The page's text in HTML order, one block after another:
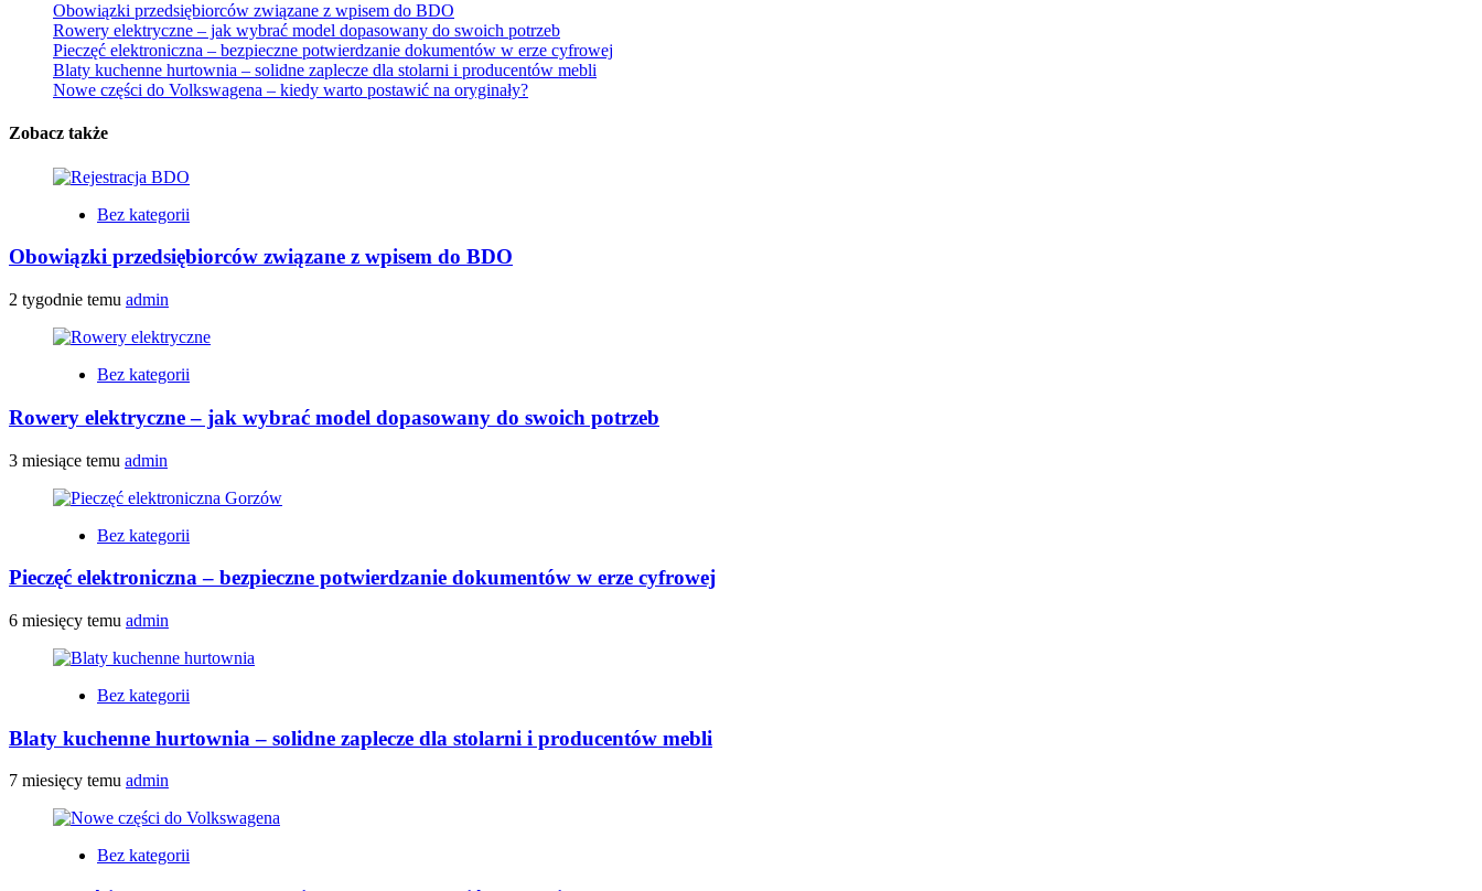
Obowiązki przedsiębiorców związane z wpisem do BDO
Rowery elektryczne – jak wybrać model dopasowany do swoich potrzeb
Pieczęć elektroniczna – bezpieczne potwierdzanie dokumentów w erze cyfrowej
Blaty kuchenne hurtownia – solidne zaplecze dla stolarni i producentów mebli
Nowe części do Volkswagena – kiedy warto postawić na oryginały?
Zobacz także
Bez kategorii
Obowiązki przedsiębiorców związane z wpisem do BDO
2 tygodnie temu admin
Bez kategorii
Rowery elektryczne – jak wybrać model dopasowany do swoich potrzeb
3 miesiące temu admin
Bez kategorii
Pieczęć elektroniczna – bezpieczne potwierdzanie dokumentów w erze cyfrowej
6 miesięcy temu admin
Bez kategorii
Blaty kuchenne hurtownia – solidne zaplecze dla stolarni i producentów mebli
7 miesięcy temu admin
Bez kategorii